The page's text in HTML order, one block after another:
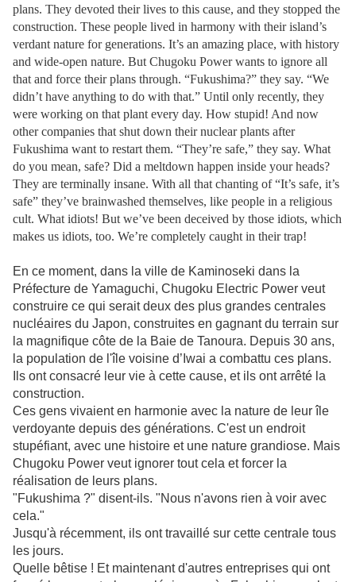
plans. They devoted their lives to this cause, and they stopped the
construction. These people lived in harmony with their island’s
verdant nature for generations. It’s an amazing place, with history
and wide-open nature. But Chugoku Power wants to ignore all
that and force their plans through. “Fukushima?” they say. “We
didn’t have anything to do with that.” Until only recently, they
were working on that plant every day. How stupid! And now
other companies that shut down their nuclear plants after
Fukushima want to restart them. “They’re safe,” they say. What
do you mean, safe? Did a meltdown happen inside your heads?
They are terminally insane. With all that chanting of “It’s safe, it’s
safe” they’ve brainwashed themselves, like people in a religious
cult. What idiots! But we’ve been deceived by those idiots, which
makes us idiots, too. We’re completely caught in their trap!
En ce moment, dans la ville de Kaminoseki dans la
Préfecture de Yamaguchi, Chugoku Electric Power veut
construire ce qui serait deux des plus grandes centrales
nucléaires du Japon, construites en gagnant du terrain sur
la magnifique côte de la Baie de Tanoura. Depuis 30 ans,
la population de l'île voisine d’Iwai a combattu ces plans.
Ils ont consacré leur vie à cette cause, et ils ont arrêté la
construction.
Ces gens vivaient en harmonie avec la nature de leur île
verdoyante depuis des générations. C'est un endroit
stupéfiant, avec une histoire et une nature grandiose. Mais
Chugoku Power veut ignorer tout cela et forcer la
réalisation de leurs plans.
"Fukushima ?" disent-ils. "Nous n'avons rien à voir avec
cela."
Jusqu'à récemment, ils ont travaillé sur cette centrale tous
les jours.
Quelle bêtise ! Et maintenant d'autres entreprises qui ont